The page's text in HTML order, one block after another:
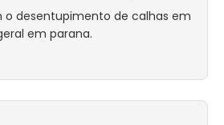
o desentupimento de calhas em
em parana.